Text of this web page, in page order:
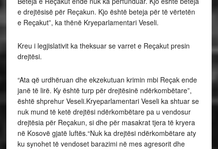
e drejtësisë për Reçakun. Kjo është beteja për të vërtetën
e Reçakut”, ka thënë Kryeparlamentari Veseli.
Kreu i legjislativit ka theksuar se varret e Reçakut presin
drejtësi.
“Ata që urdhëruan dhe ekzekutuan krimin mbi Reçak ende
janë të lirë. Ky është turp për drejtësinë ndërkombëtare”,
është shprehur Veseli.Kryeparlamentari Veseli ka shtuar se
nuk mund të ketë drejtësi ndërkombëtare pa u vendosur
drejtësia për Reçakun, si dhe për masakrat tjera të kryera
në Kosovë gjatë luftës.“Nuk ka drejtësi ndërkombëtare aty
ku synohet të vendoset barazimi në mes agresorit dhe